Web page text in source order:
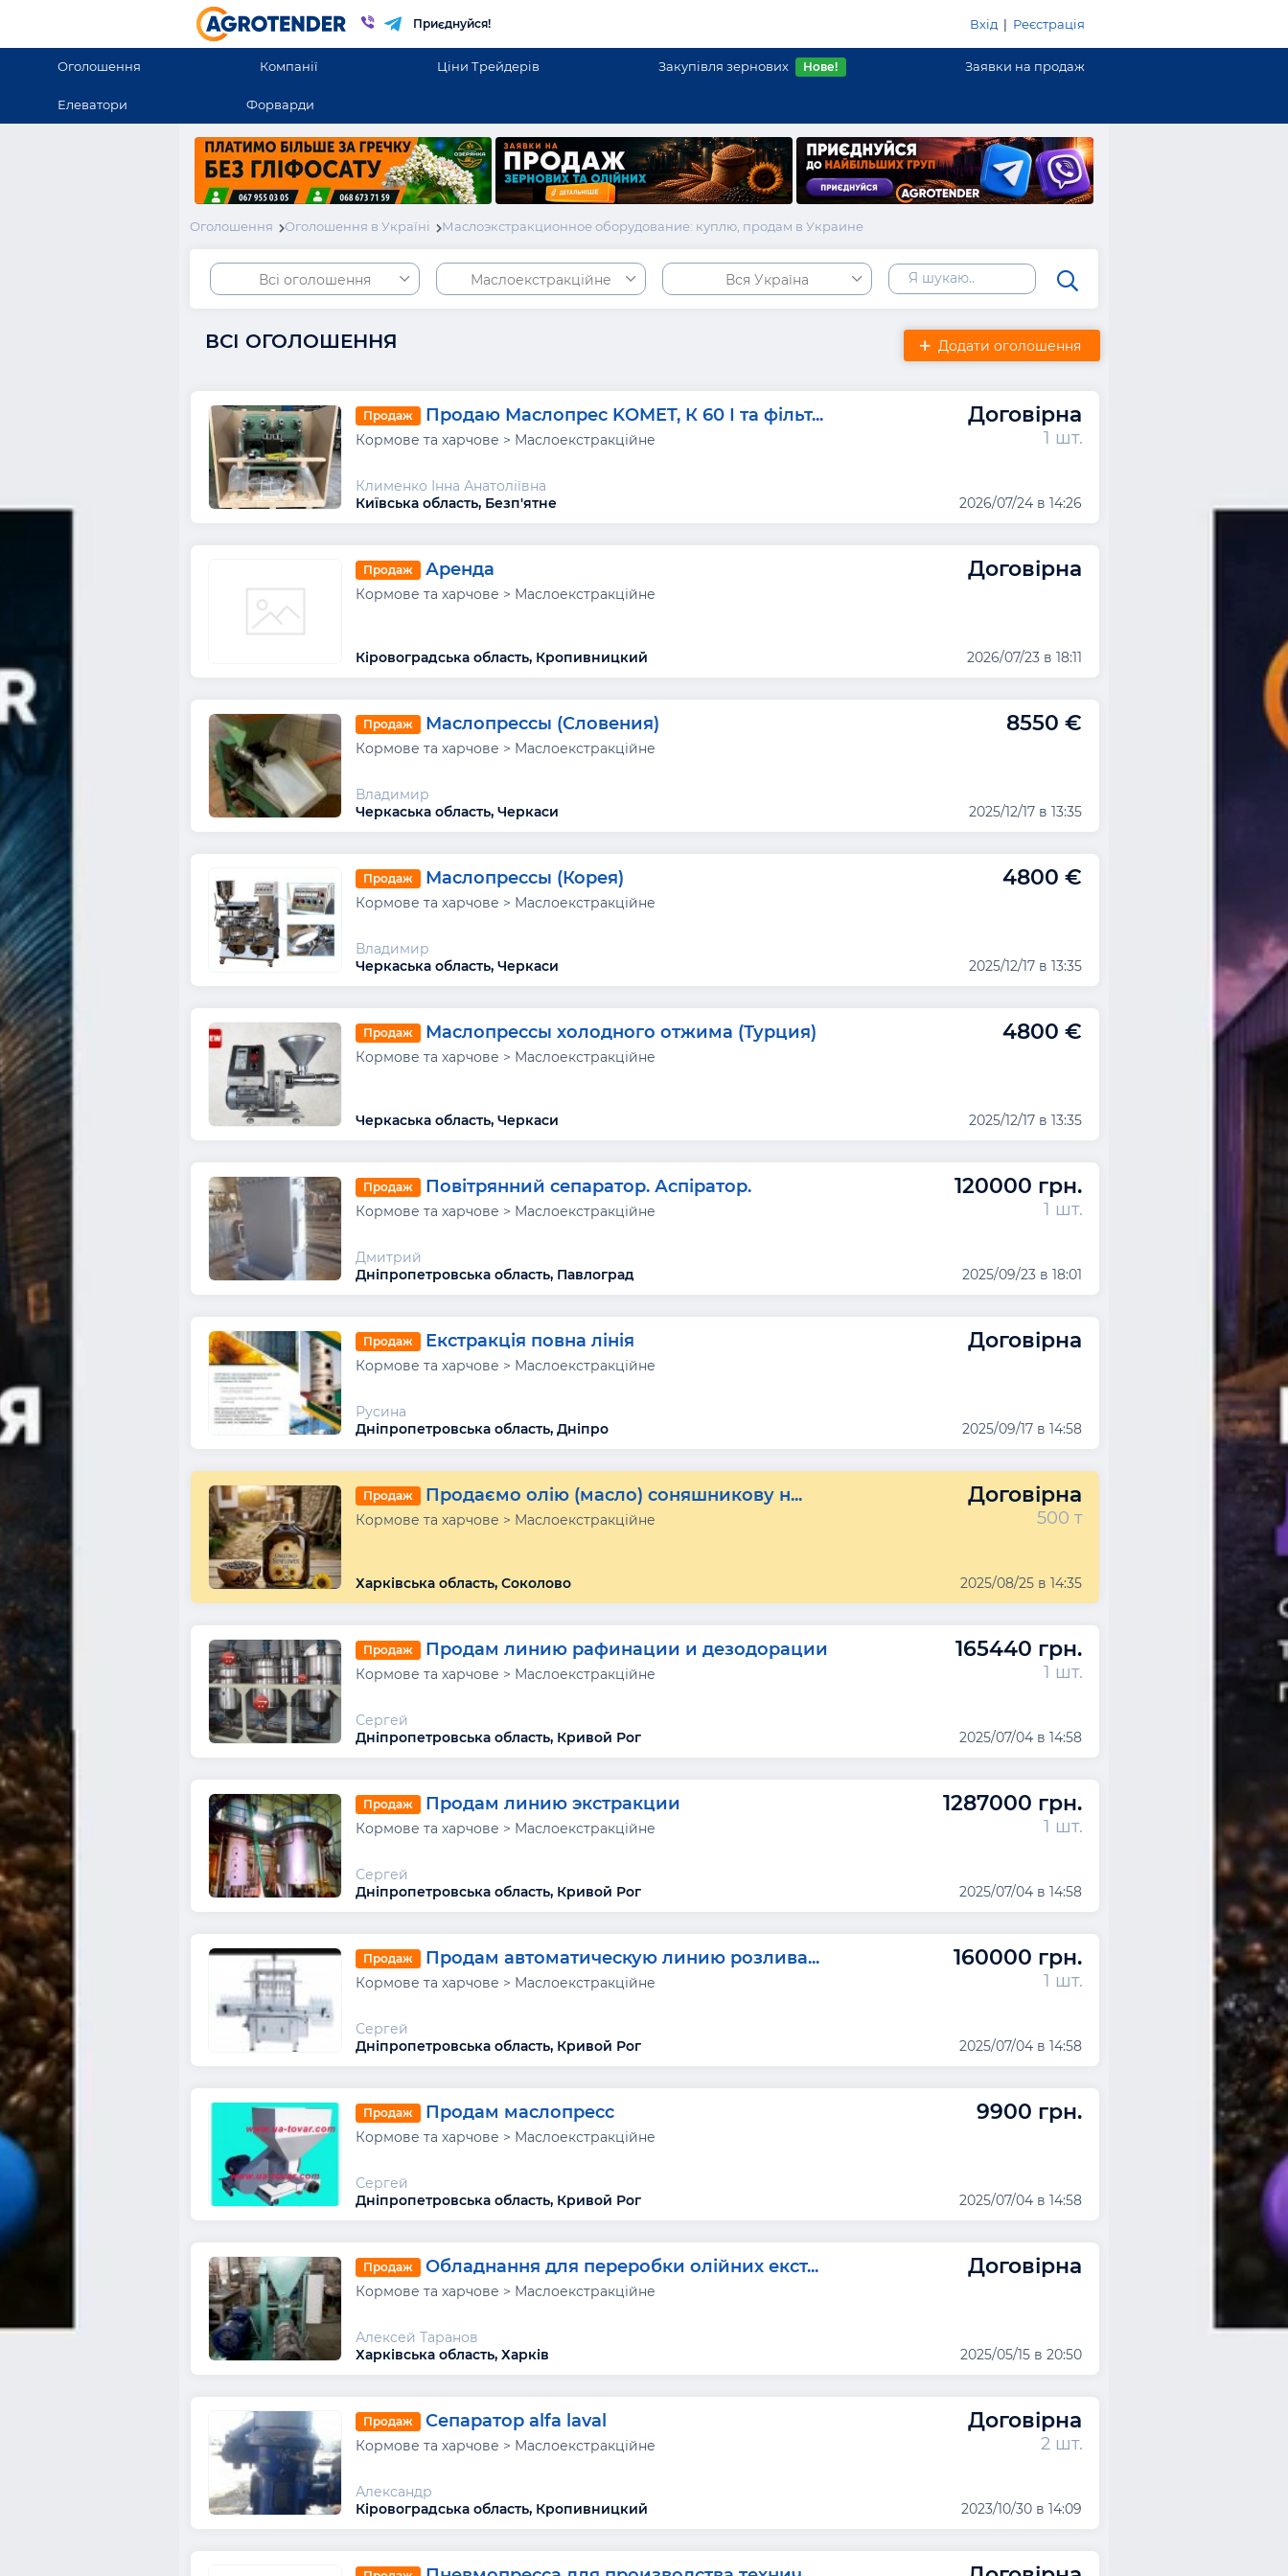
Приєднуйся! Вхід | Реєстрація
Оголошення Компанії Ціни Трейдерів Закупівля зернових Нове! Заявки на продаж
Елеватори Форварди
Оголошення Оголошення в Україні Маслоэкстракционное оборудование: куплю, продам в Украине
Всі оголошення Маслоекстракційне Вся Україна
Додати оголошення
ВСІ ОГОЛОШЕННЯ
Продаж Продаю Маслопрес KOMET, К 60 І та фільт... Договірна
Кормове та харчове > Маслоекстракційне 1 шт.
Клименко Інна Анатоліївна
Київська область, Безп'ятне
2026/07/24 в 14:26
Продаж Аренда Договірна
Кормове та харчове > Маслоекстракційне
Кіровоградська область, Кропивницкий 2026/07/23 в 18:11
Продаж Маслопрессы (Словения) 8550 €
Кормове та харчове > Маслоекстракційне
Владимир
Черкаська область, Черкаси
2025/12/17 в 13:35
Продаж Маслопрессы (Корея) 4800 €
Кормове та харчове > Маслоекстракційне
Владимир
Черкаська область, Черкаси
2025/12/17 в 13:35
Продаж Маслопрессы холодного отжима (Турция) 4800 €
Кормове та харчове > Маслоекстракційне
Черкаська область, Черкаси 2025/12/17 в 13:35
Продаж Повітрянний сепаратор. Аспіратор. 120000 грн.
Кормове та харчове > Маслоекстракційне 1 шт.
Дмитрий
Дніпропетровська область, Павлоград
2025/09/23 в 18:01
Продаж Екстракція повна лінія Договірна
Кормове та харчове > Маслоекстракційне
Русина
Дніпропетровська область, Дніпро
2025/09/17 в 14:58
Продаж Продаємо олію (масло) соняшникову н... Договірна
Кормове та харчове > Маслоекстракційне 500 т
Харківська область, Соколово 2025/08/25 в 14:35
Продаж Продам линию рафинации и дезодорации 165440 грн.
Кормове та харчове > Маслоекстракційне 1 шт.
Сергей
Дніпропетровська область, Кривой Рог
2025/07/04 в 14:58
Продаж Продам линию экстракции 1287000 грн.
Кормове та харчове > Маслоекстракційне 1 шт.
Сергей
Дніпропетровська область, Кривой Рог
2025/07/04 в 14:58
Продаж Продам автоматическую линию розлива... 160000 грн.
Кормове та харчове > Маслоекстракційне 1 шт.
Сергей
Дніпропетровська область, Кривой Рог
2025/07/04 в 14:58
Продаж Продам маслопресс 9900 грн.
Кормове та харчове > Маслоекстракційне
Сергей
Дніпропетровська область, Кривой Рог
2025/07/04 в 14:58
Продаж Обладнання для переробки олійних екст... Договірна
Кормове та харчове > Маслоекстракційне
Алексей Таранов
Харківська область, Харків
2025/05/15 в 20:50
Продаж Сепаратор alfa laval Договірна
Кормове та харчове > Маслоекстракційне 2 шт.
Александр
Кіровоградська область, Кропивницкий
2023/10/30 в 14:09